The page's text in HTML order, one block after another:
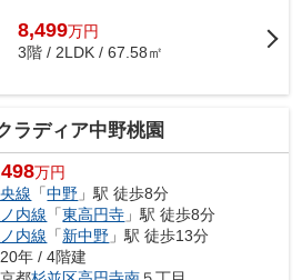
8,499万円
3階 / 2LDK / 67.58㎡
ラディア中野桃園
万円
線 「中野 」駅 徒歩8分
内線 「東高円寺 」駅 徒歩8分
内線 「新中野 」駅 徒歩13分
年 / 4階建